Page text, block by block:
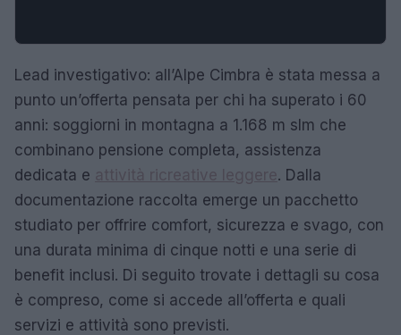
Lead investigativo: all’Alpe Cimbra è stata messa a
punto un’offerta pensata per chi ha superato i 60
anni: soggiorni in montagna a 1.168 m slm che
combinano pensione completa, assistenza
dedicata e
. Dalla
documentazione raccolta emerge un pacchetto
studiato per offrire comfort, sicurezza e svago, con
una durata minima di cinque notti e una serie di
benefit inclusi. Di seguito trovate i dettagli su cosa
è compreso, come si accede all’offerta e quali
servizi e attività sono previsti.